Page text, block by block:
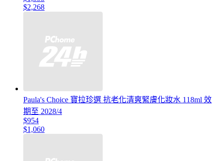
$2,268
Paula's Choice 寶拉珍選 抗老化清爽緊膚化妝水 118ml 效
期至 2028/4
$954
$1,060